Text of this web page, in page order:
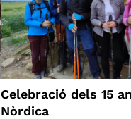
Celebració dels 15
Nòrdica